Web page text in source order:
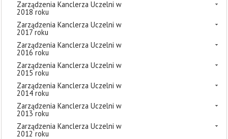
Zarządzenia Kanclerza Uczelni w
2018 roku
Zarządzenia Kanclerza Uczelni w
2017 roku
Zarządzenia Kanclerza Uczelni w
2016 roku
Zarządzenia Kanclerza Uczelni w
2015 roku
Zarządzenia Kanclerza Uczelni w
2014 roku
Zarządzenia Kanclerza Uczelni w
2013 roku
Zarządzenia Kanclerza Uczelni w
2012 roku